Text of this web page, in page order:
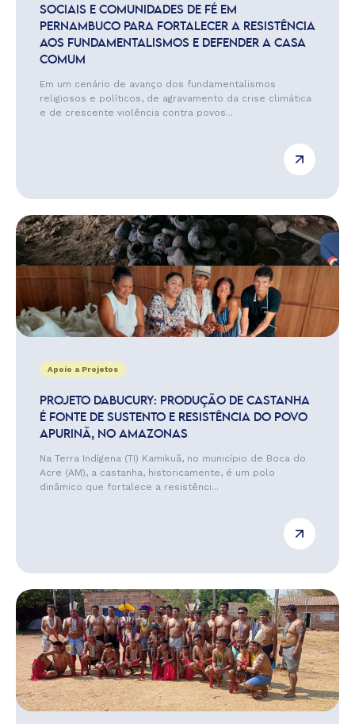
SOCIAIS E COMUNIDADES DE FÉ EM
PERNAMBUCO PARA FORTALECER A RESISTÊNCIA
AOS FUNDAMENTALISMOS E DEFENDER A CASA
COMUM
Em um cenário de avanço dos fundamentalismos
religiosos e políticos, de agravamento da crise climática
e de crescente violência contra povos...
Apoio a Projetos
PROJETO DABUCURY: PRODUÇÃO DE CASTANHA
É FONTE DE SUSTENTO E RESISTÊNCIA DO POVO
APURINÃ, NO AMAZONAS
Na Terra Indígena (TI) Kamikuã, no município de Boca do
Acre (AM), a castanha, historicamente, é um polo
dinâmico que fortalece a resistênci...